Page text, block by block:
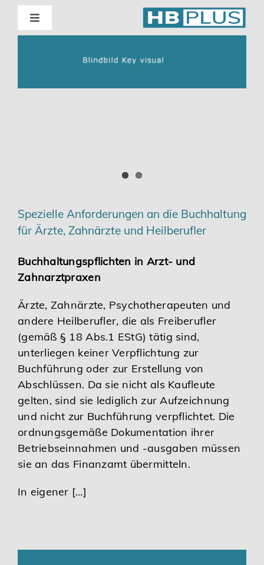
Skip
content
Toggle
Navigation
Beratung
Karriere
Services
Spezielle Anforderungen an die Buchhaltung
für Ärzte, Zahnärzte und Heilberufler
Buchhaltungspflichten in Arzt- und
Zahnarztpraxen
Ärzte, Zahnärzte, Psychotherapeuten und
andere Heilberufler, die als Freiberufler
(gemäß § 18 Abs.1 EStG) tätig sind,
unterliegen keiner Verpflichtung zur
Buchführung oder zur Erstellung von
Abschlüssen. Da sie nicht als Kaufleute
gelten, sind sie lediglich zur Aufzeichnung
und nicht zur Buchführung verpflichtet. Die
ordnungsgemäße Dokumentation ihrer
Betriebseinnahmen und -ausgaben müssen
sie an das Finanzamt übermitteln.
In eigener […]